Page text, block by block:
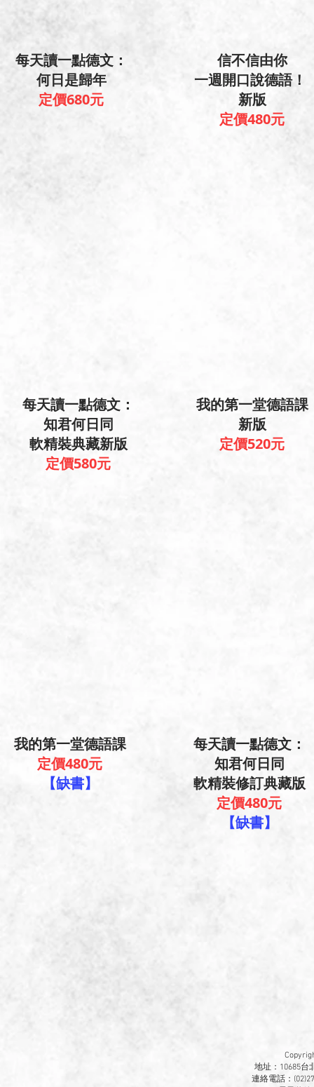
每天讀一點德文：
何日是歸年
定價680元
信不信由你
一週開口說德語！
新版
定價480元
每天讀一點德文：
知君何日同
軟精裝典藏新版
定價580元
​我的第一堂德語課
新版
定價520元
​我的第一堂德語課
定價480元
​【缺書】
每天讀一點德文：
知君何日同
軟精裝修訂典藏版
定價480元
【缺書】
地址：10685台
連絡電話：